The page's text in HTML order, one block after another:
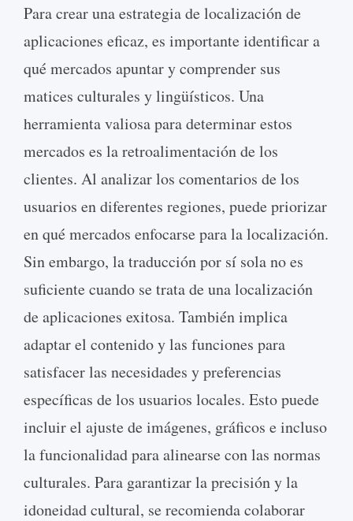
Para crear una estrategia de localización de
aplicaciones eficaz, es importante identificar a
qué mercados apuntar y comprender sus
matices culturales y lingüísticos. Una
herramienta valiosa para determinar estos
mercados es la retroalimentación de los
clientes. Al analizar los comentarios de los
usuarios en diferentes regiones, puede priorizar
en qué mercados enfocarse para la localización.
Sin embargo, la traducción por sí sola no es
suficiente cuando se trata de una localización
de aplicaciones exitosa. También implica
adaptar el contenido y las funciones para
satisfacer las necesidades y preferencias
específicas de los usuarios locales. Esto puede
incluir el ajuste de imágenes, gráficos e incluso
la funcionalidad para alinearse con las normas
culturales. Para garantizar la precisión y la
idoneidad cultural, se recomienda colaborar